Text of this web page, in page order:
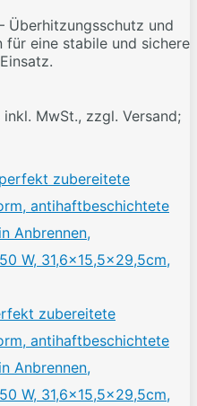
Überhitzungsschutz und
für eine stabile und sichere
inkl. MwSt., zzgl. Versand;
zubereitete
antihaftbeschichtete
Anbrennen,
W, 31,6x15,5x29,5cm,